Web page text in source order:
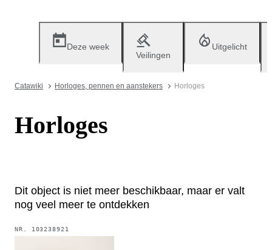
Deze week
Veilingen
Uitgelicht
Catawiki Horloges, pennen en aanstekers Horloges
Horloges
Dit object is niet meer beschikbaar, maar er valt
nog veel meer te ontdekken
NR. 103238921